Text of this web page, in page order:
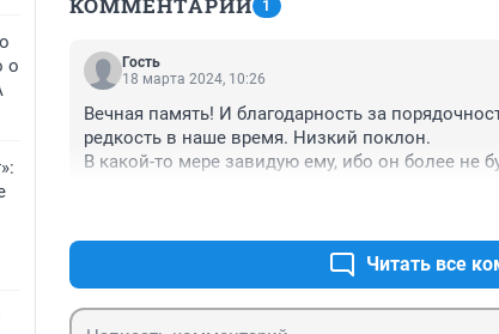
о
1
Гость
18 марта 2024, 10:26
Вечная память! И благодарность за
редкость в наше время. Низкий поклон.
В какой-то мере завидую ему, ибо он более не
Читать все